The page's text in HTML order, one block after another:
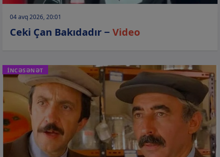
04 avq 2026, 20:01
Ceki Çan Bakıdadır − Video
İNCƏSƏNƏT